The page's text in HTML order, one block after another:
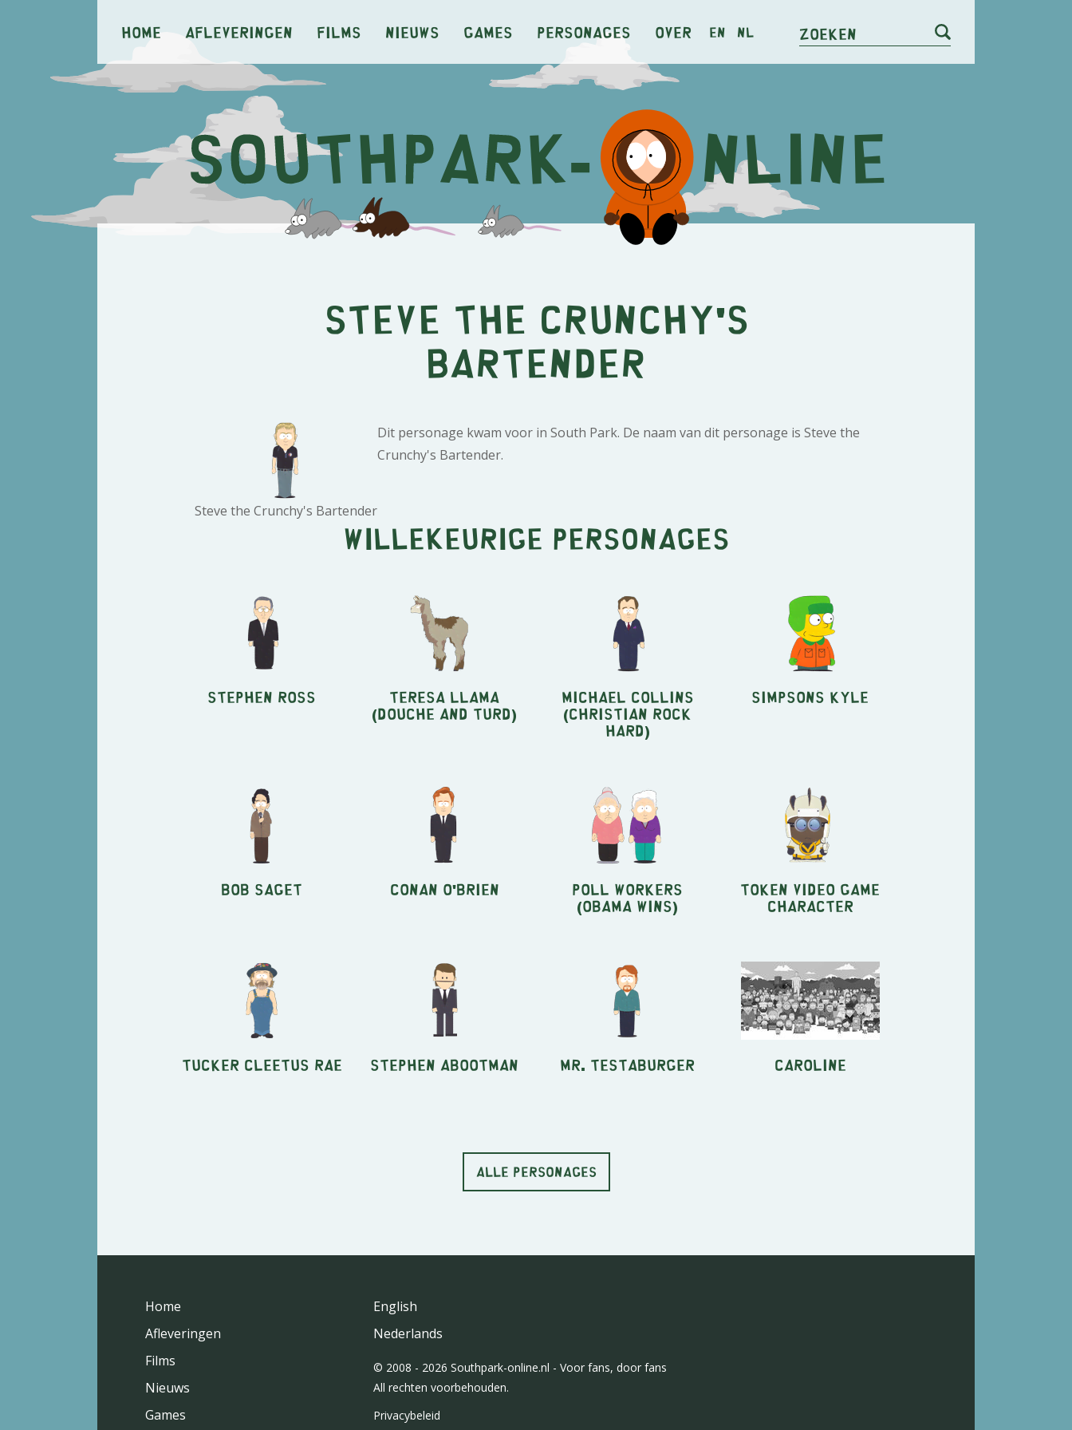
Home Afleveringen Films Nieuws Games Personages Over en nl Zoeken
Steve the Crunchy's
Bartender
Steve the Crunchy's Bartender
Dit personage kwam voor in South Park. De naam van dit personage is Steve the
Crunchy's Bartender.
Willekeurige personages
Stephen Ross Teresa llama
(Douche and Turd)
Michael Collins
(Christian Rock
Hard)
Simpsons Kyle
Bob Saget Conan O'Brien Poll Workers
(Obama Wins)
Token Video Game
Character
Tucker Cleetus Rae Stephen Abootman Mr. Testaburger Caroline
ALLE PERSONAGES
Home
Afleveringen
Films
Nieuws
Games
English
Nederlands
© 2008 - 2026 Southpark-online.nl - Voor fans, door fans
All rechten voorbehouden.
Privacybeleid